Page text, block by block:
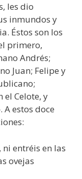
les dio
inmundos y
Éstos son los
primero,
Andrés;
Juan; Felipe y
el Celote, y
A estos doce
entréis en las
ovejas